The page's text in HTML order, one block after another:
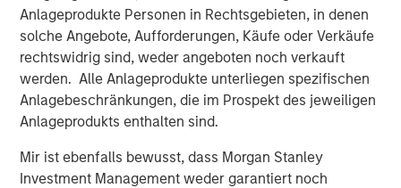
Anlageprodukte Personen in Rechtsgebieten, in denen
solche Angebote, Aufforderungen, Käufe oder Verkäufe
rechtswidrig sind, weder angeboten noch verkauft
werden. Alle Anlageprodukte unterliegen spezifischen
Anlagebeschränkungen, die im Prospekt des jeweiligen
Anlageprodukts enthalten sind.
Mir ist ebenfalls bewusst, dass Morgan Stanley
Investment Management weder garantiert noch
John Moon, Managing Director and Head of Morgan
Stanley Energy Partners, added, “Morgan Stanley Energy
Partners always seeks to partner with leaders in the field,
and Rick and the Durango team exemplify best in class
management. We look forward to shared success in the
years to come.”
About Durango Midstream